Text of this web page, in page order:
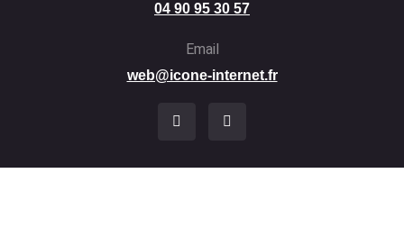
04 90 95 30 57
Email
web@icone-internet.fr